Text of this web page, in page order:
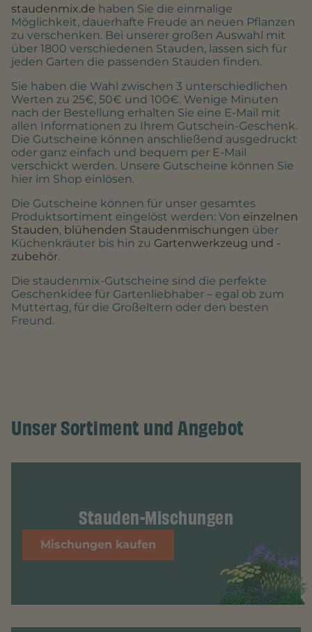
staudenmix.de haben Sie die einmalige
Möglichkeit, dauerhafte Freude an neuen Pflanzen
zu verschenken. Bei unserer großen Auswahl mit
über 1800 verschiedenen Stauden, lassen sich für
jeden Garten die passenden Stauden finden.
Sie haben die Wahl zwischen 3 unterschiedlichen
Werten zu 25€, 50€ und 100€. Wenige Minuten
nach der Bestellung erhalten Sie eine E-Mail mit
allen Informationen zu Ihrem Gutschein-Geschenk.
Die Gutscheine können anschließend ausgedruckt
oder ganz einfach und bequem per E-Mail
verschickt werden. Unsere Gutscheine können Sie
hier im Shop einlösen.
Die Gutscheine können für unser gesamtes
Produktsortiment eingelöst werden: Von einzelnen
Stauden, blühenden Staudenmischungen über
Küchenkräuter bis hin zu Gartenwerkzeug und -
zubehör.
Die staudenmix-Gutscheine sind die perfekte
Geschenkidee für Gartenliebhaber – egal ob zum
Muttertag, für die Großeltern oder den besten
Freund.
Unser Sortiment und Angebot
Stauden-Mischungen
Mischungen kaufen